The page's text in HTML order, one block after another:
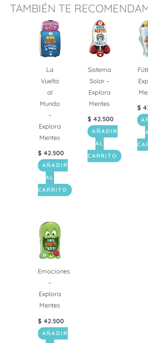
TAMBIÉN TE
La
Vuelta
al
Mundo
–
Explora
Mentes
$ 42.500
AÑADIR
AL
CARRITO
Sistema
Solar –
Explora
Mentes
$ 42.500
AÑADIR
AL
CARRITO
$
Emociones
–
Explora
Mentes
$ 42.500
AÑADIR